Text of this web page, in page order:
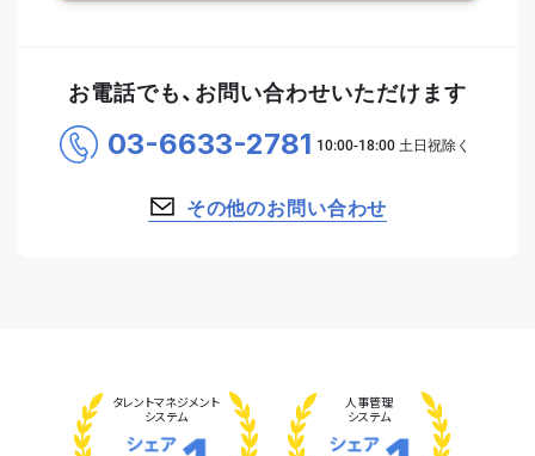
お電話でも、お問い合わせいただけます
03-6633-2781
その他のお問い合わせ
タレントマネジメント
システム
人事管理
システム